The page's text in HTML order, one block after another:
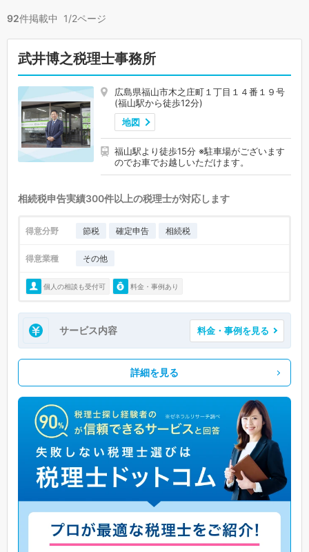
92件掲載中 1/2ページ
武井博之税理士事務所
広島県福山市木之庄町１丁目１４番１９号
(福山駅から徒歩12分)
地図
福山駅より徒歩15分 ※駐車場がございます
のでお車でお越しいただけます。
相続税申告実績300件以上の税理士が対応します
得意分野 節税 確定申告 相続税
得意業種 その他
個人の相談も受付可 料金・事例あり
サービス内容 料金・事例を見る
詳細を見る